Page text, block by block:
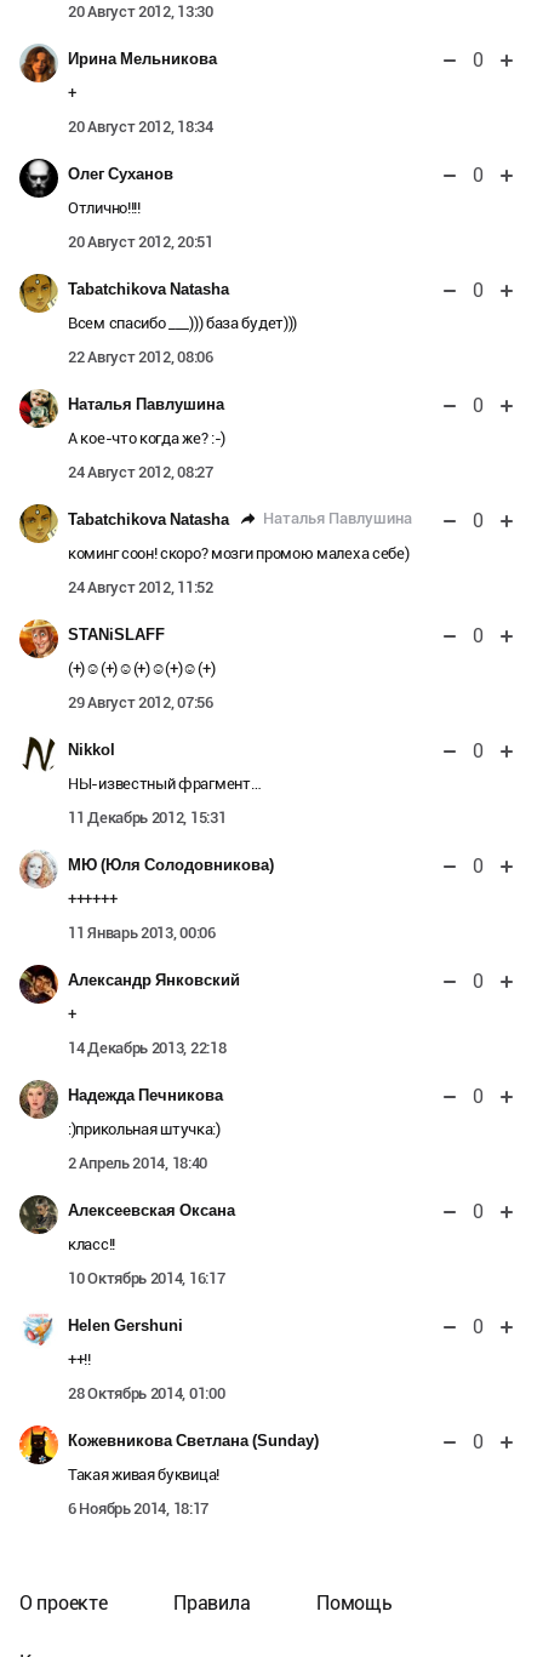
20 Август 2012, 13:30
Ирина Мельникова 0
+
20 Август 2012, 18:34
Олег Суханов 0
Отлично!!!!
20 Август 2012, 20:51
Tabatchikova Natasha 0
Всем спасибо ___))) база будет)))
22 Август 2012, 08:06
Наталья Павлушина 0
А кое-что когда же? :-)
24 Август 2012, 08:27
Tabatchikova Natasha Наталья Павлушина 0
коминг соон! скоро? мозги промою малеха себе)
24 Август 2012, 11:52
STANiSLAFF 0
(+)☺(+)☺(+)☺(+)☺(+)
29 Август 2012, 07:56
Nikkol 0
НЫ-известный фрагмент…
11 Декабрь 2012, 15:31
МЮ (Юля Солодовникова) 0
++++++
11 Январь 2013, 00:06
Александр Янковский 0
+
14 Декабрь 2013, 22:18
Надежда Печникова 0
:)прикольная штучка:)
2 Апрель 2014, 18:40
Алексеевская Оксана 0
класс!!
10 Октябрь 2014, 16:17
Helen Gershuni 0
++!!
28 Октябрь 2014, 01:00
Кожевникова Светлана (Sunday) 0
Такая живая буквица!
6 Ноябрь 2014, 18:17
О проекте Правила Помощь